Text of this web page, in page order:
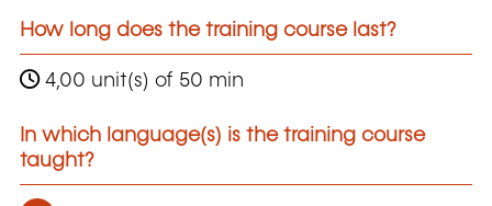
How long does the training course last?
4,00 unit(s) of 50 min
In which language(s) is the training course
taught?